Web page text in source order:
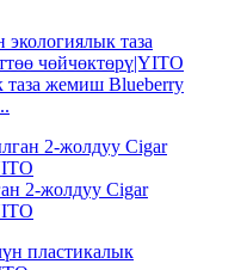
таза жемиш Blueberry
2-жолдуу Cigar